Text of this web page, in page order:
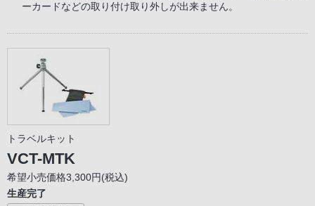
ーカードなどの取り付け取り外しが出来ません。
トラベルキット
VCT-MTK
希望小売価格3,300円(税込)
生産完了